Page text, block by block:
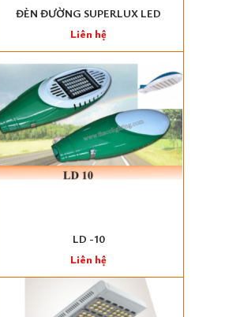
ĐÈN ĐƯỜNG SUPERLUX LED
Liên hệ
LD -10
Liên hệ